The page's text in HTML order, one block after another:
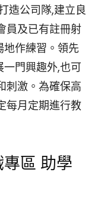
造公司隊,建立良
員及已有註冊射
作練習。領先
門興趣外,也可
刺激。為確保高
每月定期進行教
區 助學